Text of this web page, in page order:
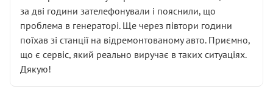
чіткого пояснення
( ну все зняли та доробили) дякую!
Окремий момент, який виглядає абсурдно:
мені заявили, що бачок гальмівної рідини потрібно
міняти разом із головним гальмівним циліндром у
за дві години зателефонували і пояснили, що
проблема в генераторі. Ще через півтори години
поїхав зі станції на відремонтованому авто. Приємно,
що є сервіс, який реально виручає в таких ситуаціях.
Дякую!